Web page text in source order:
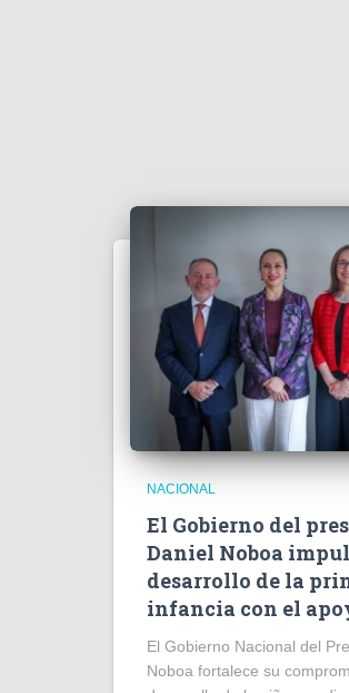
NACIONAL
El Gobierno del
Daniel Noboa
desarrollo de la
infancia con el
El Gobierno Nacional del
Noboa fortalece su